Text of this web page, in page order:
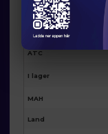
Förpackning
Substans
ATC
I lager
MAH
Land